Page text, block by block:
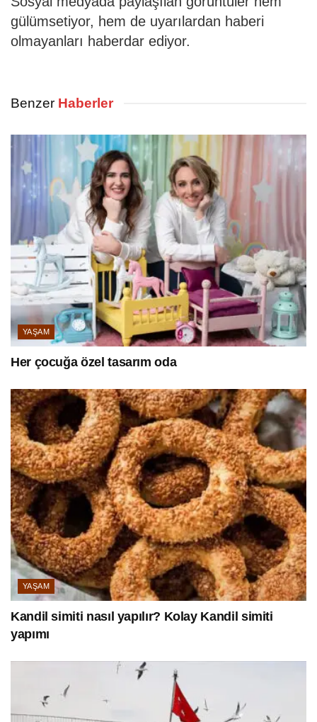
gülümsetiyor, hem de uyarılardan haberi
olmayanları haberdar ediyor.
Benzer Haberler
YAŞAM
Her çocuğa özel tasarım oda
YAŞAM
Kandil simiti nasıl yapılır? Kolay Kandil simiti
yapımı